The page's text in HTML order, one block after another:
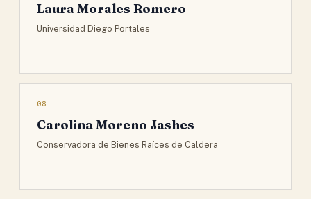
Laura Morales Romero
Universidad Diego Portales
08
Carolina Moreno Jashes
Conservadora de Bienes Raíces de Caldera